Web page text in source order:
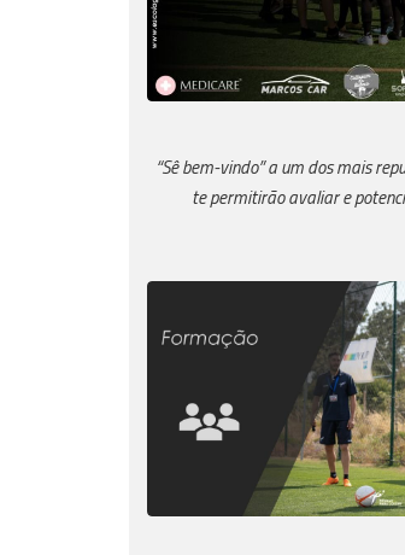
“Sê bem-vindo” a um dos mais
te permitirão avaliar e